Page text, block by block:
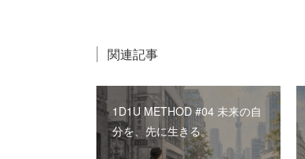
関連記事
1D1U METHOD #04 未来の自
分を、先に生きる。